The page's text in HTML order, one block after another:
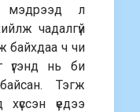
мэдрээд л
чадалгүй
байхдаа ч чи
үгэнд нь би
Тэгж
үедээ